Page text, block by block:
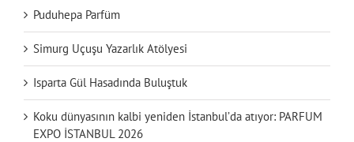
Puduhepa Parfüm
Simurg Uçuşu Yazarlık Atölyesi
Isparta Gül Hasadında Buluştuk
Koku dünyasının kalbi yeniden İstanbul’da atıyor: PARFUM
EXPO İSTANBUL 2026